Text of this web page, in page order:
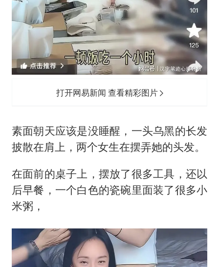
打开网易新闻 查看精彩图片
素面朝天应该是没睡醒，一头乌黑的长发
披散在肩上，两个女生在摆弄她的头发。
在面前的桌子上，摆放了很多工具，还以
后早餐，一个白色的瓷碗里面装了很多小
米粥，